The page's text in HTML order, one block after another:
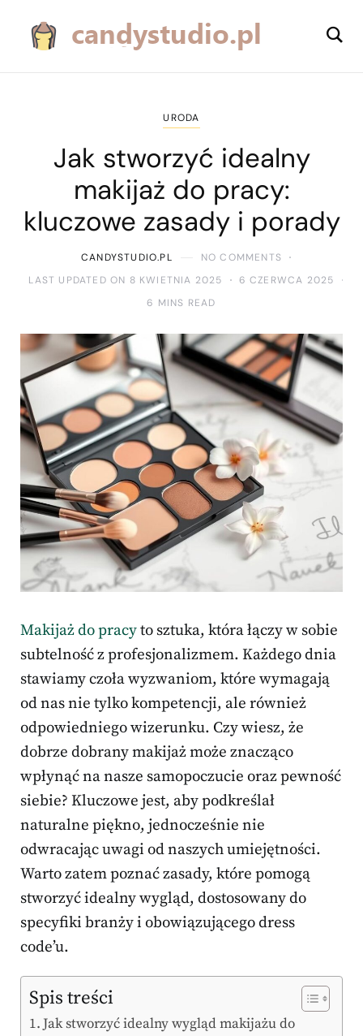
URODA
Jak stworzyć idealny
makijaż do pracy:
kluczowe zasady i porady
CANDYSTUDIO.PL
NO COMMENTS
LAST UPDATED ON 8 KWIETNIA 2025
6 CZERWCA 2025
6 MINS READ
Makijaż do pracyto sztuka, która łączy w sobie
subtelność z profesjonalizmem. Każdego dnia
stawiamy czoła wyzwaniom, które wymagają
od nas nie tylko kompetencji, ale również
odpowiedniego wizerunku. Czy wiesz, że
dobrze dobrany makijaż może znacząco
wpłynąć na nasze samopoczucie oraz pewność
siebie? Kluczowe jest, aby podkreślał
naturalne piękno, jednocześnie nie
odwracając uwagi od naszych umiejętności.
Warto zatem poznać zasady, które pomogą
stworzyć idealny wygląd, dostosowany do
specyfiki branży i obowiązującego dress
code’u.
Spis treści
Jak stworzyć idealny wygląd makijażu do